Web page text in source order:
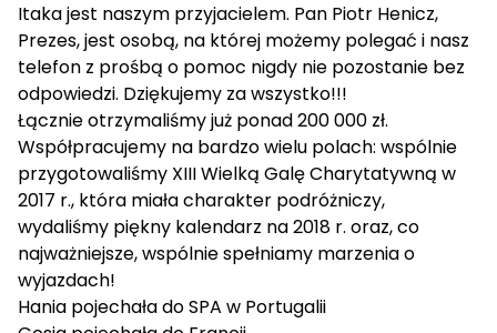
Itaka jest naszym przyjacielem. Pan Piotr Henicz,
Prezes, jest osobą, na której możemy polegać i nasz
telefon z prośbą o pomoc nigdy nie pozostanie bez
odpowiedzi. Dziękujemy za wszystko!!!
Łącznie otrzymaliśmy już ponad 200 000 zł.
Współpracujemy na bardzo wielu polach: wspólnie
przygotowaliśmy XIII Wielką Galę Charytatywną w
2017 r., która miała charakter podróżniczy,
wydaliśmy piękny kalendarz na 2018 r. oraz, co
najważniejsze, wspólnie spełniamy marzenia o
wyjazdach!
Hania pojechała do SPA w Portugalii